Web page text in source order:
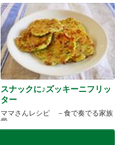
スナックに♪ズッキーニフリッ
ター
ママさんレシピ －食で奏でる家族
愛－